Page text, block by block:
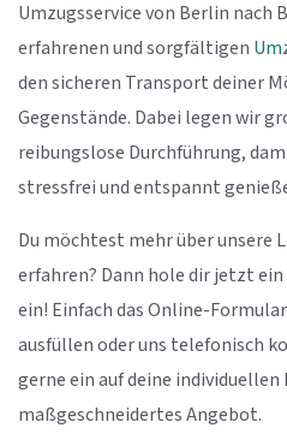
Umzugsservice von Berlin nach
erfahrenen und sorgfältigen
den sicheren Transport deiner
Gegenstände. Dabei legen wir
reibungslose Durchführung,
stressfrei und entspannt
Du möchtest mehr über unsere
erfahren? Dann hole dir jetzt
ein! Einfach das Online-
ausfüllen oder uns telefonisch
gerne ein auf deine individuellen
maßgeschneidertes Angebot.